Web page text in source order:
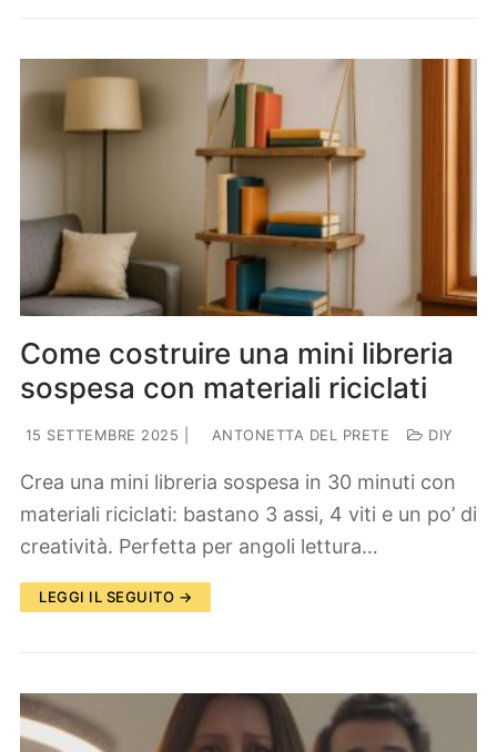
Come costruire una mini libreria
sospesa con materiali riciclati
15 SETTEMBRE 2025 ANTONETTA DEL PRETE DIY
Crea una mini libreria sospesa in 30 minuti con
materiali riciclati: bastano 3 assi, 4 viti e un po’ di
creatività. Perfetta per angoli lettura…
LEGGI IL SEGUITO →